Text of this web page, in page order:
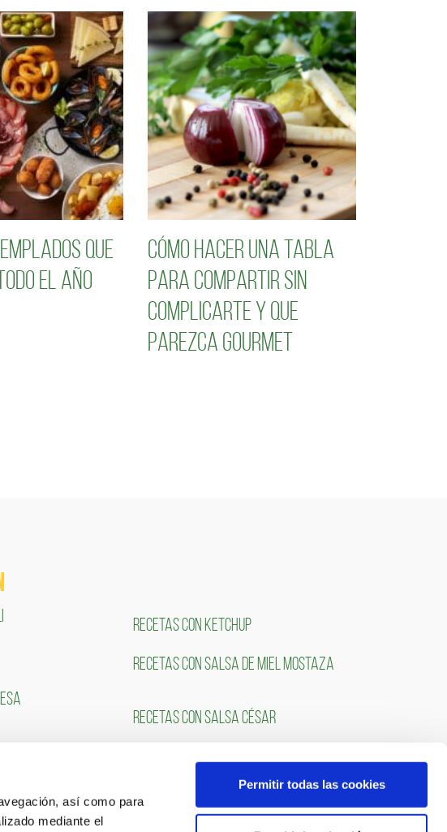
así como para
mediante el
Permitir todas las cookies
que
el año
Cómo hacer una tabla
para compartir sin
complicarte y que
parezca gourmet
RECETAS CON KETCHUP
RECETAS CON SALSA DE MIEL MOSTAZA
RECETAS CON SALSA CÉSAR
NOSOTROS SÍGUENOS